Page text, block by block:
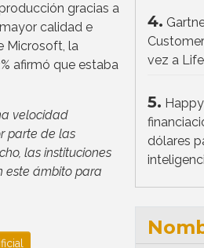
gracias a
calidad e
Microsoft, la
afirmó que estaba
velocidad
parte de las
las instituciones
este ámbito para
4.
vez a
5.
dólares